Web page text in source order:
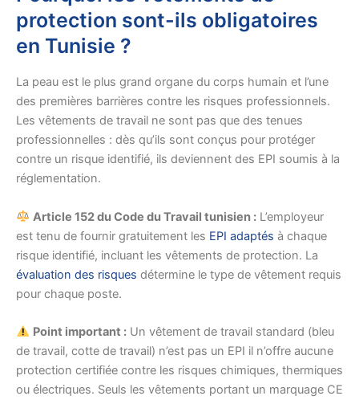
protection sont-ils obligatoires
en Tunisie ?
La peau est le plus grand organe du corps humain et l’une
des premières barrières contre les risques professionnels.
Les vêtements de travail ne sont pas que des tenues
professionnelles : dès qu’ils sont conçus pour protéger
contre un risque identifié, ils deviennent des EPI soumis à la
réglementation.
Article 152 du Code du Travail tunisien :L’employeur
est tenu de fournir gratuitement les EPI adaptés à chaque
risque identifié, incluant les vêtements de protection. La
évaluation des risques détermine le type de vêtement requis
pour chaque poste.
Point important :Un vêtement de travail standard (bleu
de travail, cotte de travail) n’est pas un EPI il n’offre aucune
protection certifiée contre les risques chimiques, thermiques
ou électriques. Seuls les vêtements portant un marquage CE